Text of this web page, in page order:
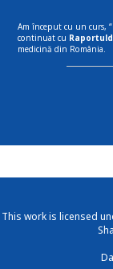
Am început cu un curs,
continuat cu
medicină din România.
This work is licensed